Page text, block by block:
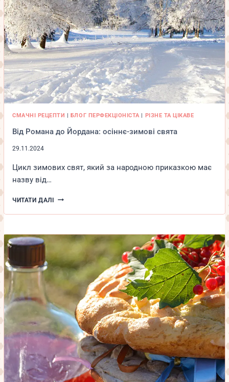
СМАЧНІ РЕЦЕПТИ | БЛОГ ПЕРФЕКЦІОНІСТА | РІЗНЕ ТА ЦІКАВЕ
Від Романа до Йордана: осіннє-зимові свята
29.11.2024
Цикл зимових свят, який за народною приказкою має
назву від…
ЧИТАТИ ДАЛІ ВІД
ДО
ОСІННЄ-
ЗИМОВІ
СВЯТА